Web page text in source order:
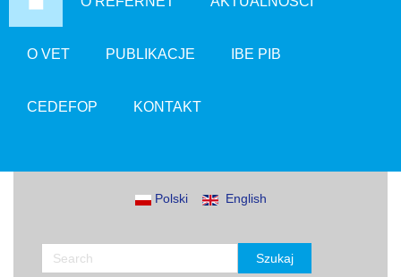
O VET PUBLIKACJE IBE PIB
CEDEFOP KONTAKT
Polski English